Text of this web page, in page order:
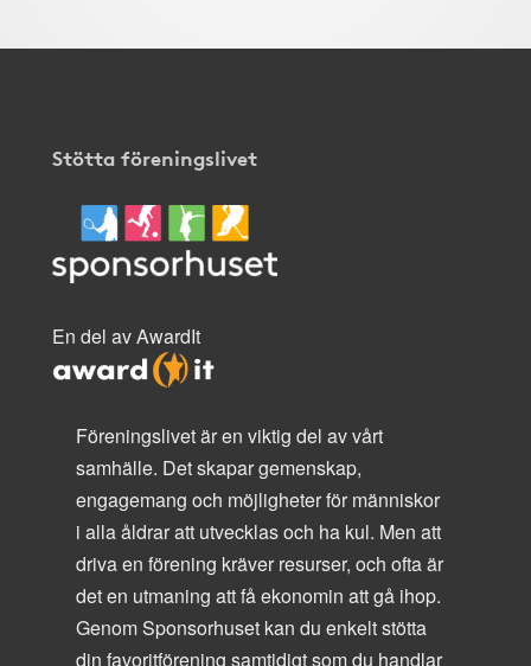
Stötta föreningslivet
En del av AwardIt
Föreningslivet är en viktig del av vårt
samhälle. Det skapar gemenskap,
engagemang och möjligheter för människor
i alla åldrar att utvecklas och ha kul. Men att
driva en förening kräver resurser, och ofta är
det en utmaning att få ekonomin att gå ihop.
Genom Sponsorhuset kan du enkelt stötta
din favoritförening samtidigt som du handlar